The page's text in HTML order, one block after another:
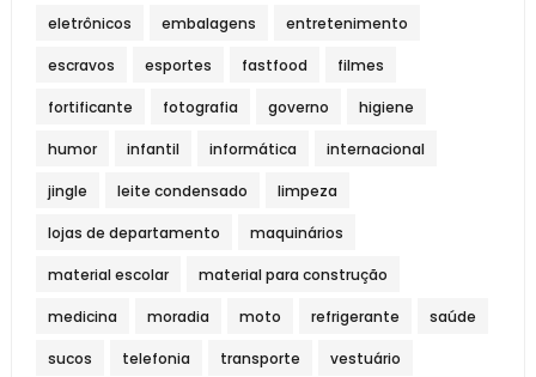
eletrônicos embalagens entretenimento
escravos esportes fastfood filmes
fortificante fotografia governo higiene
humor infantil informática internacional
jingle leite condensado limpeza
lojas de departamento maquinários
material escolar material para construção
medicina moradia moto refrigerante saúde
sucos telefonia transporte vestuário